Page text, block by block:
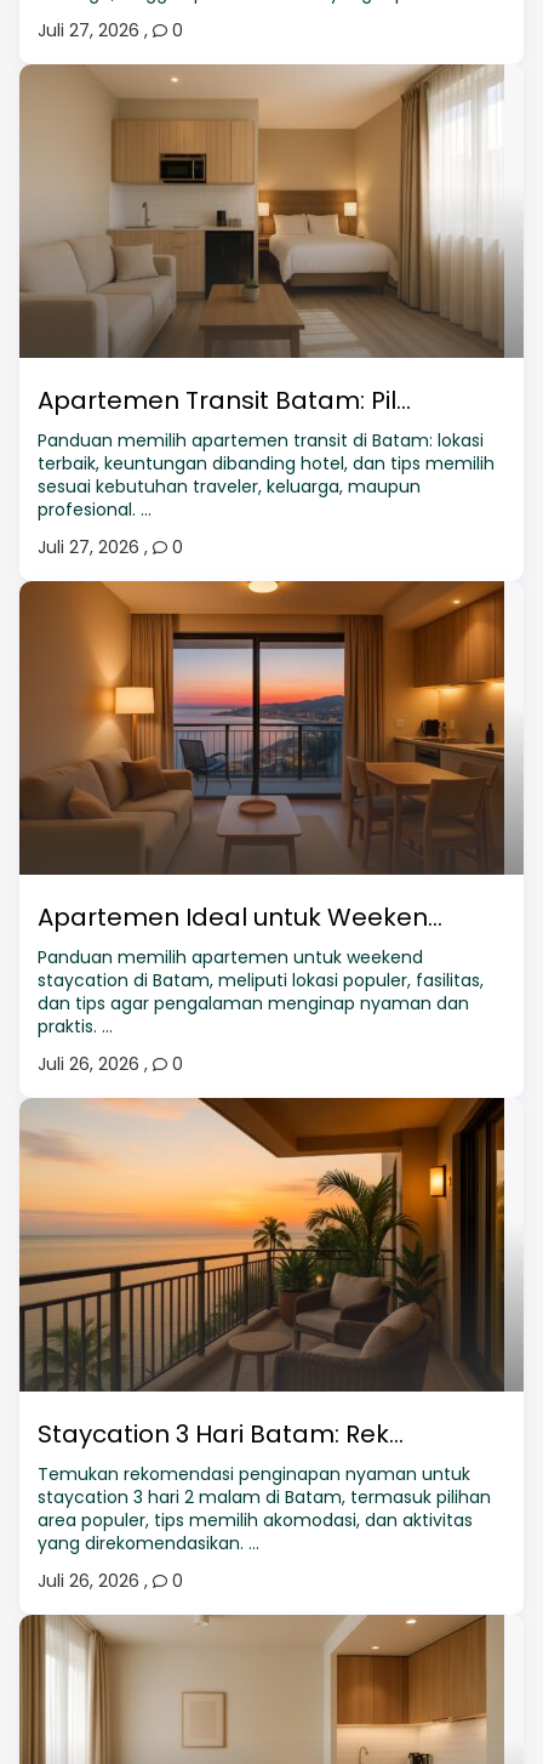
Juli 27, 2026 , 0
Apartemen Transit Batam: Pil...
Panduan memilih apartemen transit di Batam: lokasi
terbaik, keuntungan dibanding hotel, dan tips memilih
sesuai kebutuhan traveler, keluarga, maupun
profesional. ...
Juli 27, 2026 , 0
Apartemen Ideal untuk Weeken...
Panduan memilih apartemen untuk weekend
staycation di Batam, meliputi lokasi populer, fasilitas,
dan tips agar pengalaman menginap nyaman dan
praktis. ...
Juli 26, 2026 , 0
Staycation 3 Hari Batam: Rek...
Temukan rekomendasi penginapan nyaman untuk
staycation 3 hari 2 malam di Batam, termasuk pilihan
area populer, tips memilih akomodasi, dan aktivitas
yang direkomendasikan. ...
Juli 26, 2026 , 0